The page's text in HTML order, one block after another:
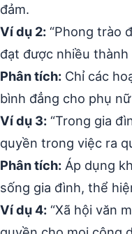
đảm.
Ví dụ 2: “Phong trào
đạt được nhiều thành
Phân tích: Chỉ các
bình đẳng cho phụ
Ví dụ 3: “Trong gia
quyền trong việc ra
Phân tích: Áp dụng
sống gia đình, thể
Ví dụ 4: “Xã hội văn